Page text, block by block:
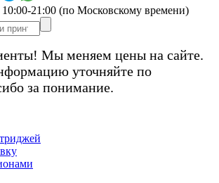
21:00 (по Московскому времени)
Мы меняем цены на сайте.
уточняйте по
за понимание.